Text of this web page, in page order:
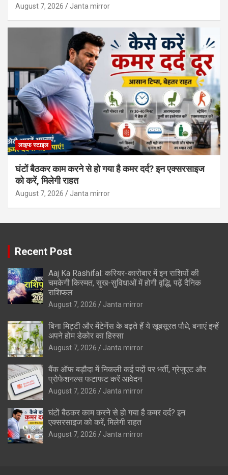
August 7, 2026 Janta mirror
लाइफ स्टाइल
घंटों बैठकर काम करने से हो गया है कमर दर्द? इन एक्सरसाइज
को करें, मिलेगी राहत
August 7, 2026 Janta mirror
Recent Post
Aaj Ka Rashifal: करियर-कारोबार में इन राशियों की
चमकेगी किस्मत, सुख-सुविधाओं में होगी वृद्धि, पढ़ें दैनिक
राशिफल
August 7, 2026 Janta mirror
बिना मिट्टी और मेंटेनेंस के बढ़ते हैं ये खूबसूरत पौधे, बनाएं इन्‍हें
अपने होम डेकोर का हिस्‍सा
August 7, 2026 Janta mirror
बैंक ऑफ बड़ौदा में निकली कई पदों पर भर्ती, ग्रेजुएट और
प्रोफेशनल्स फटाफट करें आवेदन
August 7, 2026 Janta mirror
घंटों बैठकर काम करने से हो गया है कमर दर्द? इन
एक्सरसाइज को करें, मिलेगी राहत
August 7, 2026 Janta mirror